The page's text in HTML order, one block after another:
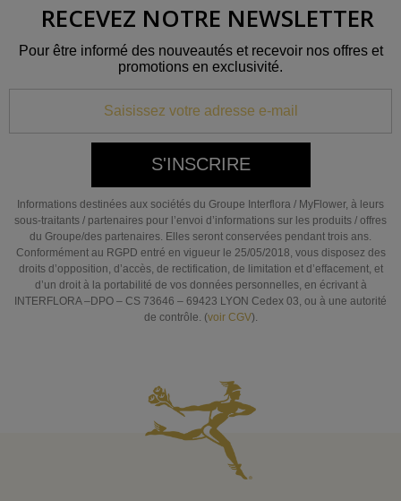
RECEVEZ NOTRE NEWSLETTER
Pour être informé des nouveautés et recevoir nos offres et
promotions en exclusivité.
S'INSCRIRE
Informations destinées aux sociétés du Groupe Interflora / MyFlower, à leurs
sous-traitants / partenaires pour l’envoi d’informations sur les produits / offres
du Groupe/des partenaires. Elles seront conservées pendant trois ans.
Conformément au RGPD entré en vigueur le 25/05/2018, vous disposez des
droits d’opposition, d’accès, de rectification, de limitation et d’effacement, et
d’un droit à la portabilité de vos données personnelles, en écrivant à
INTERFLORA –DPO – CS 73646 – 69423 LYON Cedex 03, ou à une autorité
de contrôle. (voir CGV).